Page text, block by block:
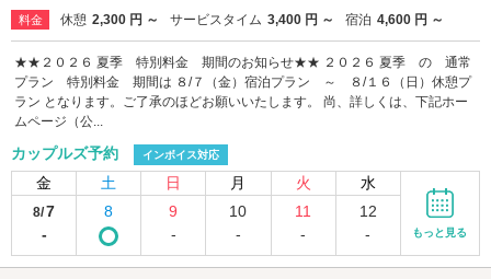
料金 休憩 2,300 円 ～ サービスタイム 3,400 円 ～ 宿泊 4,600 円 ～
★★２０２６ 夏季 特別料金 期間のお知らせ★★ ２０２６ 夏季 の 通常
プラン 特別料金 期間は ８/７（金）宿泊プラン ～ ８/１６（日）休憩プ
ラン となります。ご了承のほどお願いいたします。 尚、詳しくは、下記ホー
ムページ（公...
カップルズ予約 インボイス対応
金 土 日 月 火 水
8/7
-
8
9
-
10
-
11
-
12
-
もっと見る